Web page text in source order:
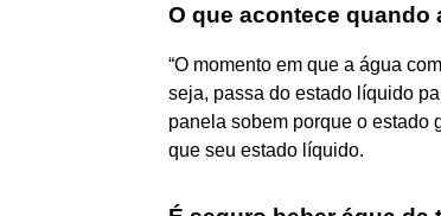
O que acontece quando
“O momento em que a água
seja, passa do estado líquido
panela sobem porque o estado
que seu estado líquido.